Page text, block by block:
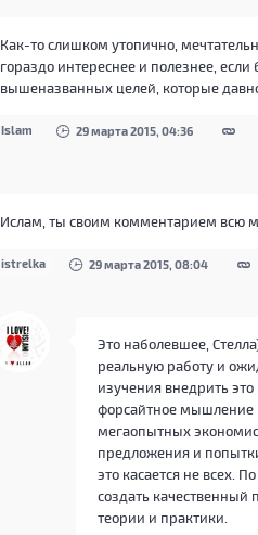
Как-то слишком утопично,
гораздо интереснее и полезнее,
вышеназванных целей, которые
Islam 29 марта 2015, 04:36
Ислам, ты своим комментарием всю
istrelka 29 марта 2015, 08:04
Это наболевшее,
реальную работу и
изучения внедрить
форсайтное мышление
мегаопытных
предложения и
это касается не всех.
создать качественный
теории и практики.